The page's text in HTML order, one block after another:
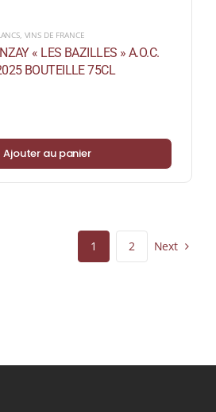
, VINS DE FRANCE
« LES BAZILLES » A.O.C.
BOUTEILLE 75CL
Ajouter au panier
1 2 Next